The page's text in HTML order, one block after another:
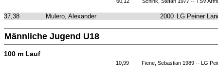
37,38 Mulero, Alexander 2000 LG Peiner
Männliche Jugend U18
100 m Lauf
10,99 Fiene, Sebastian 1989 -- LG